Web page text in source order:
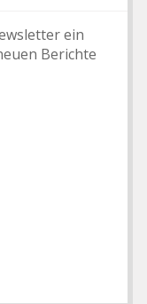
ein
Berichte